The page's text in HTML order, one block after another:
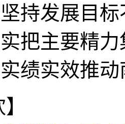
持发展目
把主要精
绩实效推